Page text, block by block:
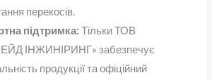
перекосів.
підтримка: Тільки ТОВ
ІНЖИНІРИНГ» забезпечує
продукції та офіційний